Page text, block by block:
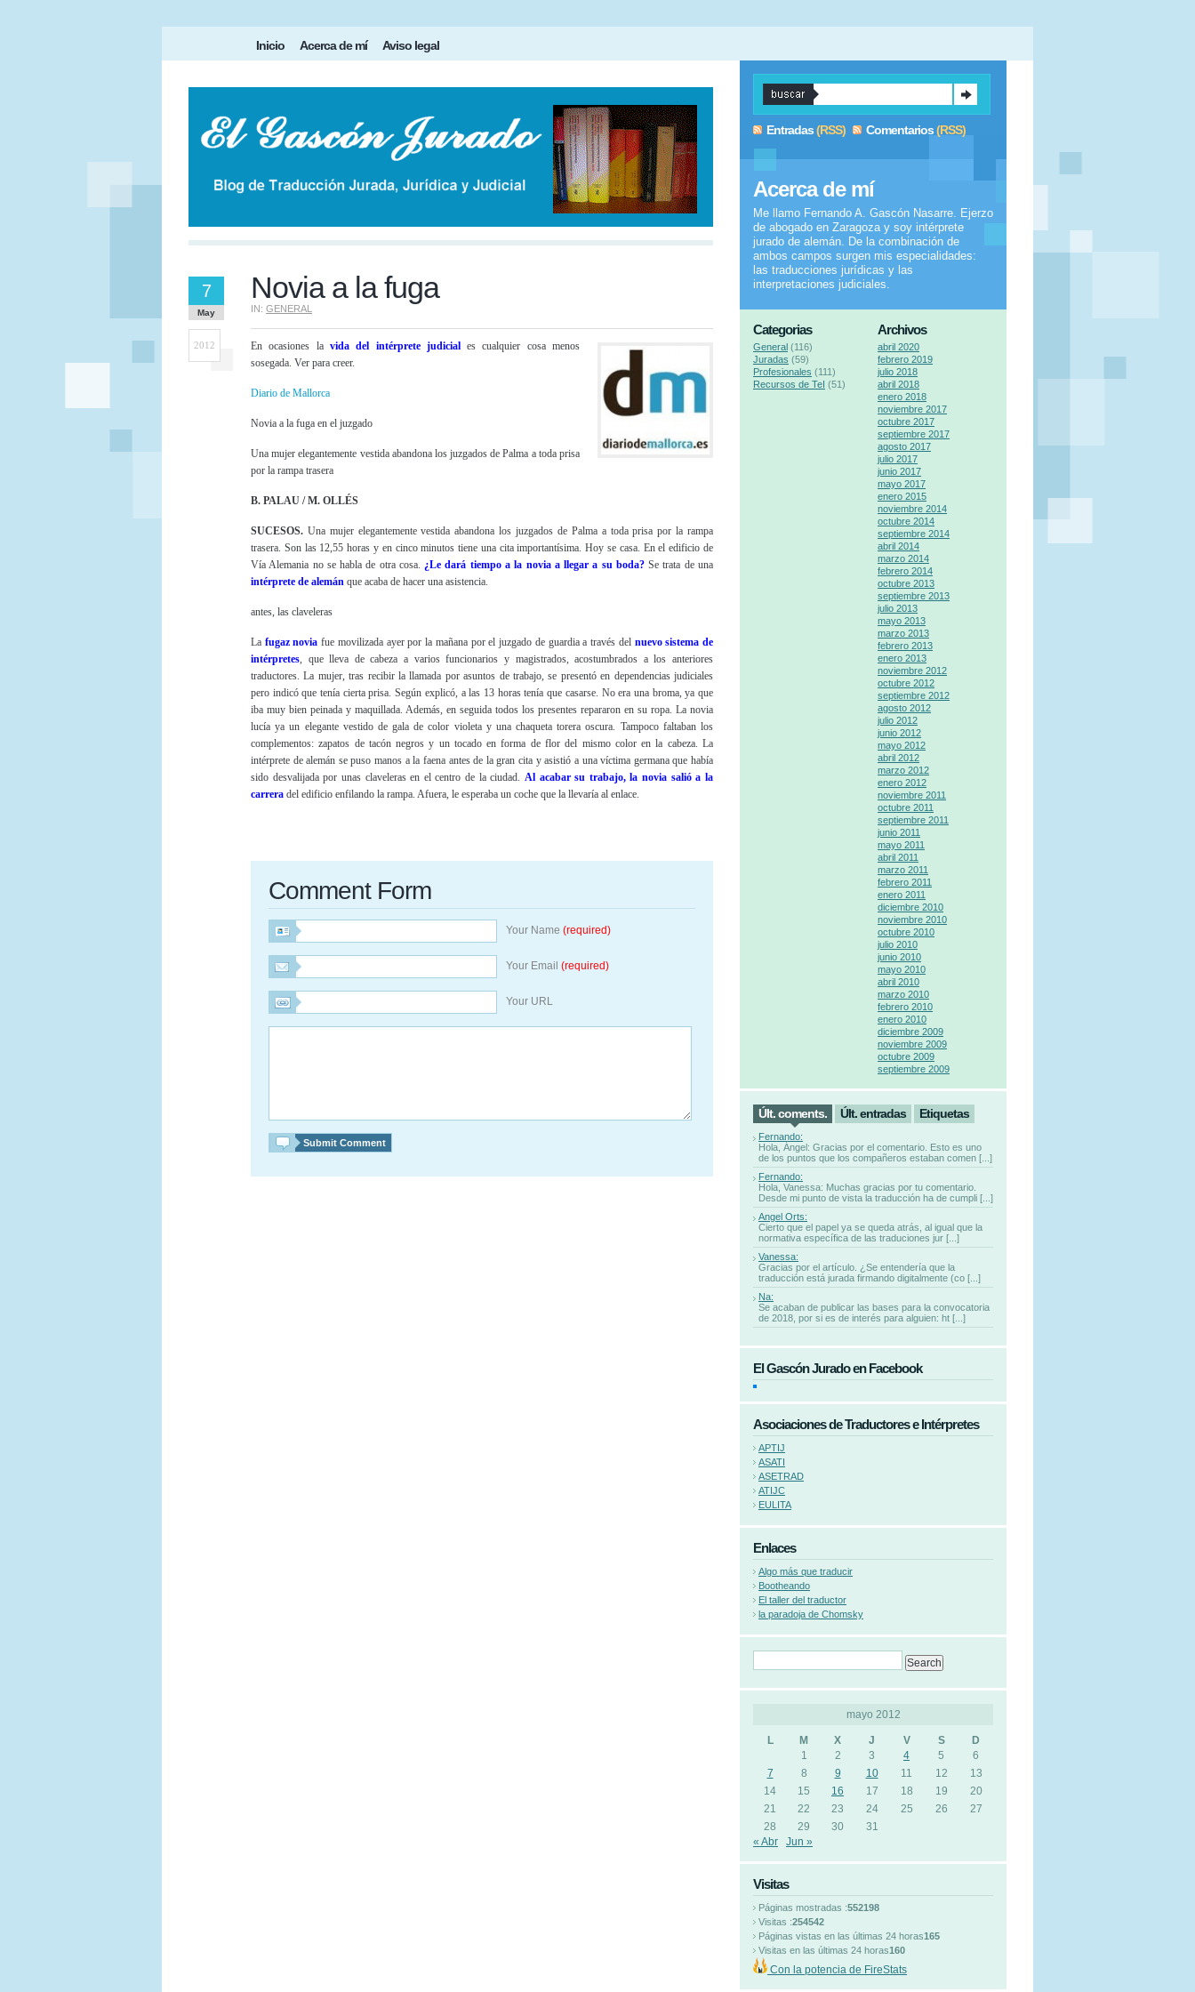
Inicio Acerca de mí Aviso legal
Novia a la fuga
IN: GENERAL
7
May
2012 En ocasiones la vida del intérprete judiciales cualquier cosa menos
sosegada. Ver para creer.
Diario de Mallorca
Novia a la fuga en el juzgado
Una mujer elegantemente vestida abandona los juzgados de Palma a toda prisa
por la rampa trasera
B. PALAU / M. OLLÉS
SUCESOS. Una mujer elegantemente vestida abandona los juzgados de Palma a toda prisa por la rampa
trasera. Son las 12,55 horas y en cinco minutos tiene una cita importantísima. Hoy se casa. En el edificio de
Vía Alemania no se habla de otra cosa. ¿Le dará tiempo a la novia a llegar a su boda?Se trata de una
intérprete de alemán que acaba de hacer una asistencia.
antes, las claveleras
La fugaz novia fue movilizada ayer por la mañana por el juzgado de guardia a través del nuevo sistema de
intérpretes, que lleva de cabeza a varios funcionarios y magistrados, acostumbrados a los anteriores
traductores. La mujer, tras recibir la llamada por asuntos de trabajo, se presentó en dependencias judiciales
pero indicó que tenía cierta prisa. Según explicó, a las 13 horas tenía que casarse. No era una broma, ya que
iba muy bien peinada y maquillada. Además, en seguida todos los presentes repararon en su ropa. La novia
lucía ya un elegante vestido de gala de color violeta y una chaqueta torera oscura. Tampoco faltaban los
complementos: zapatos de tacón negros y un tocado en forma de flor del mismo color en la cabeza. La
intérprete de alemán se puso manos a la faena antes de la gran cita y asistió a una víctima germana que había
sido desvalijada por unas claveleras en el centro de la ciudad. Al acabar su trabajo, la novia salió a la
carrera del edificio enfilando la rampa. Afuera, le esperaba un coche que la llevaría al enlace.
Comment Form
Your Name (required)
Your Email (required)
Your URL
Entradas(RSS) Comentarios(RSS)
Acerca de mí
Me llamo Fernando A. Gascón Nasarre. Ejerzo
de abogado en Zaragoza y soy intérprete
jurado de alemán. De la combinación de
ambos campos surgen mis especialidades:
las traducciones jurídicas y las
interpretaciones judiciales.
Categorias
General (116)
Juradas (59)
Profesionales (111)
Recursos de TeI (51)
Archivos
abril 2020
febrero 2019
julio 2018
abril 2018
enero 2018
noviembre 2017
octubre 2017
septiembre 2017
agosto 2017
julio 2017
junio 2017
mayo 2017
enero 2015
noviembre 2014
octubre 2014
septiembre 2014
abril 2014
marzo 2014
febrero 2014
octubre 2013
septiembre 2013
julio 2013
mayo 2013
marzo 2013
febrero 2013
enero 2013
noviembre 2012
octubre 2012
septiembre 2012
agosto 2012
julio 2012
junio 2012
mayo 2012
abril 2012
marzo 2012
enero 2012
noviembre 2011
octubre 2011
septiembre 2011
junio 2011
mayo 2011
abril 2011
marzo 2011
febrero 2011
enero 2011
diciembre 2010
noviembre 2010
octubre 2010
julio 2010
junio 2010
mayo 2010
abril 2010
marzo 2010
febrero 2010
enero 2010
diciembre 2009
noviembre 2009
octubre 2009
septiembre 2009
Últ. coments. Últ. entradas Etiquetas
Fernando:
Hola, Ángel: Gracias por el comentario. Esto es uno
de los puntos que los compañeros estaban comen [...]
Fernando:
Hola, Vanessa: Muchas gracias por tu comentario.
Desde mi punto de vista la traducción ha de cumpli [...]
Angel Orts:
Cierto que el papel ya se queda atrás, al igual que la
normativa específica de las traduciones jur [...]
Vanessa:
Gracias por el artículo. ¿Se entendería que la
traducción está jurada firmando digitalmente (co [...]
Na:
Se acaban de publicar las bases para la convocatoria
de 2018, por si es de interés para alguien: ht [...]
El Gascón Jurado en Facebook
Asociaciones de Traductores e Intérpretes
APTIJ
ASATI
ASETRAD
ATIJC
EULITA
Enlaces
Algo más que traducir
Bootheando
El taller del traductor
la paradoja de Chomsky
mayo 2012
L M X J V S
D
1
2 3 4 5
6
7
8 9 10 11 12
13
14
15 16 17 18 19
20
21
22 23 24 25 26
27
28
29 30
31
« Abr
Jun »
Visitas
Páginas mostradas :552198
Visitas :254542
Páginas vistas en las últimas 24 horas165
Visitas en las últimas 24 horas160
Con la potencia de FireStats